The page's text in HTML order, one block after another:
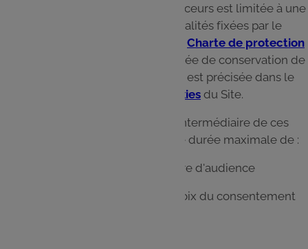
La durée de vie des cookies ou traceurs est limitée à une
durée permettant d'aboutir aux finalités fixées par le
Charte de protection
La durée de conservation de
chaque cookie déposée sur le Site est précisée dans le
Centre de paramétrage des cookies du Site.
Les informations collectées par l'intermédiaire de ces
traceurs sont conservées pour une durée maximale de :
25 mois pour les cookies de mesure d'audience
6 mois pour la conservation du choix du consentement